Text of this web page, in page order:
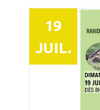
19
JUIL.